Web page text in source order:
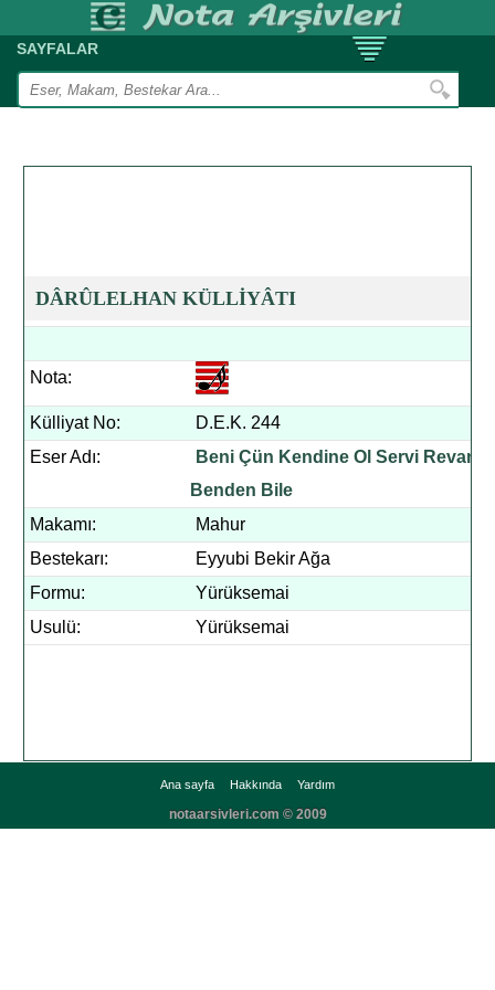
SAYFALAR
DÂRÛLELHAN KÜLLİYÂTI
Nota:
Külliyat No:
D.E.K. 244
Eser Adı:
Beni Çün Kendine Ol Servi Revan
Benden Bile
Makamı:
Mahur
Bestekarı:
Eyyubi Bekir Ağa
Formu:
Yürüksemai
Usulü:
Yürüksemai
Ana sayfa Hakkında Yardım
notaarsivleri.com © 2009